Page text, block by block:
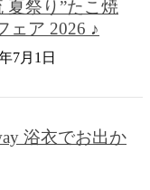
夏祭り”たこ焼
ェア 2026 ♪
7月1日
浴衣でお出か